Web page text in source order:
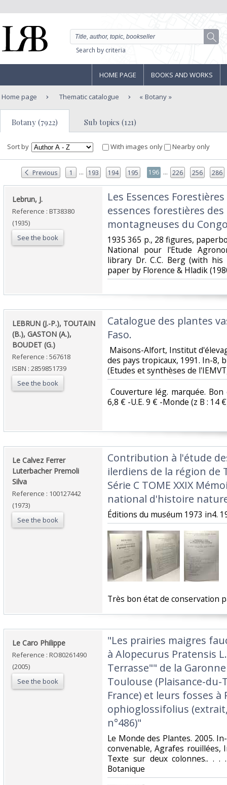
Search by criteria
HOME PAGE BOOKS AND WORKS
Home page Thematic catalogue Botany
Botany (7922) Sub topics (121)
Sort by With images only Nearby only
Previous 1 ... 193 194 195 196 ... 226 256 286
‎Lebrun, J.‎
Reference : BT38380
(1935)
See the book
‎Les Essences
essences forestières
montagneuses du
‎1935 365 p., 28 figures,
National pour l'Etude
library Dr. C.C. Berg (with his
paper by Florence & Hladik
‎LEBRUN (J.-P.), TOUTAIN
(B.), GASTON (A.),
BOUDET (G.)‎
Reference : 567618
ISBN : 2859851739
See the book
‎Catalogue des plantes
Faso.‎
Maisons-Alfort, Institut
des pays tropicaux, 1991. In-8,
(Etudes et synthèses de
Couverture lég. marquée.
6,8 € -U.E. 9 € -Monde (z B : 14
‎Le Calvez Ferrer
Luterbacher Premoli
Silva‎
Reference : 100127442
(1973)
See the book
‎Contribution à l'étude
ilerdiens de la région de
Série C TOME XXIX
national d'histoire
‎Éditions du muséum 1973 in4.
‎Très bon état de conservation
‎Le Caro Philippe‎
Reference : RO80261490
(2005)
See the book
‎"Les prairies maigres
à Alopecurus Pratensis
Terrasse"" de la
Toulouse (Plaisance-
France) et leurs fosses à
ophioglossifolius
n°486)"‎
‎Le Monde des Plantes. 2005.
convenable, Agrafes rouillées,
Texte sur deux colonnes.. . .
Botanique‎